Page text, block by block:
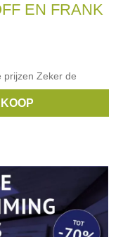
EN FRANK
prijzen Zeker de